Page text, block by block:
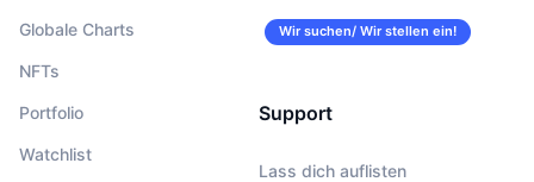
Globale Charts
NFTs
Portfolio
Watchlist
Wir suchen/ Wir stellen ein!
Support
Lass dich auflisten